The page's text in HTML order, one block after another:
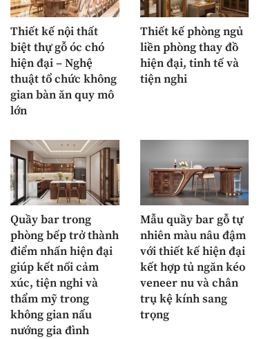
Thiết kế nội thất
biệt thự gỗ óc chó
hiện đại – Nghệ
thuật tổ chức không
gian bàn ăn quy mô
lớn
Thiết kế phòng ngủ
liền phòng thay đồ
hiện đại, tinh tế và
tiện nghi
Quầy bar trong
phòng bếp trở thành
điểm nhấn hiện đại
giúp kết nối cảm
xúc, tiện nghi và
thẩm mỹ trong
không gian nấu
nướng gia đình
Mẫu quầy bar gỗ tự
nhiên màu nâu đậm
với thiết kế hiện đại
kết hợp tủ ngăn kéo
veneer nu và chân
trụ kệ kính sang
trọng